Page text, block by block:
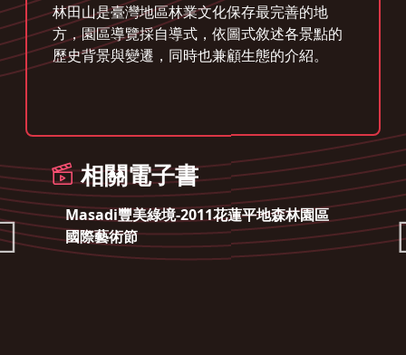
林田山是臺灣地區林業文化保存最完善的地
方，園區導覽採自導式，依圖式敘述各景點的
歷史背景與變遷，同時也兼顧生態的介紹。
相關電子書
Masadi豐美綠境-2011花蓮平地森林園區
國際藝術節